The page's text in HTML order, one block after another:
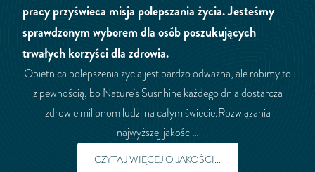
pracy przyświeca misja polepszania życia. Jesteśmy
sprawdzonym wyborem dla osób poszukujących
trwałych korzyści dla zdrowia.
Obietnica polepszenia życia jest bardzo odważna, ale robimy to
z pewnością, bo Nature’s Susnhine każdego dnia dostarcza
zdrowie milionom ludzi na całym świecie.Rozwiązania
najwyższej jakości…
CZYTAJ WIĘCEJ O JAKOŚCI...